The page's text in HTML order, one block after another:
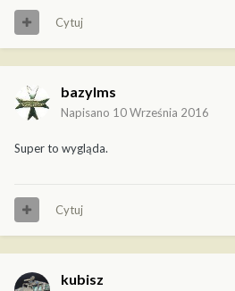
Cytuj
bazylms
Napisano 10 Września 2016
Super to wygląda.
Cytuj
kubisz